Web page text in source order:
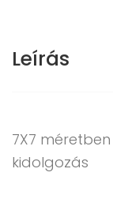
Leírás
7X7
kidolgozás